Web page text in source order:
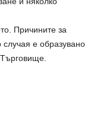
Причините за
е образувано